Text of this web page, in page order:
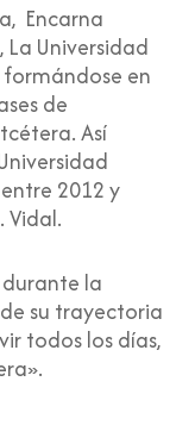
Encarna
La Universidad
en
de
Así
2012 y
Vidal.
la
su trayectoria
todos los días,